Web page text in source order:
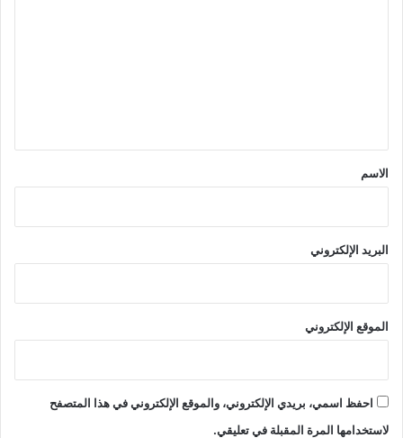
*
الاسم
البريد الإلكتروني
الموقع الإلكتروني
احفظ اسمي، بريدي الإلكتروني، والموقع الإلكتروني في هذا المتصفح
لاستخدامها المرة المقبلة في تعليقي.